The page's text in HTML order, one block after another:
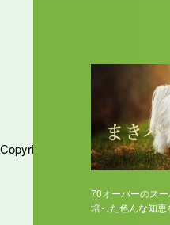
70オーバーのス
培った色んな知
Copyright© まきバッパのちえ